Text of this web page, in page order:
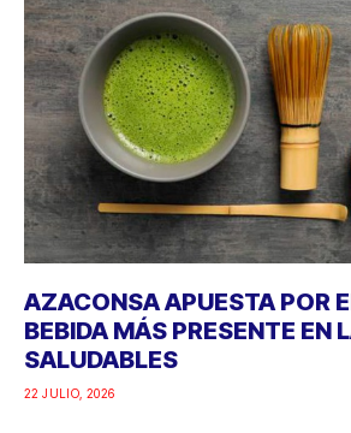
AZACONSA APUESTA POR
BEBIDA MÁS PRESENTE EN
SALUDABLES
22 JULIO, 2026